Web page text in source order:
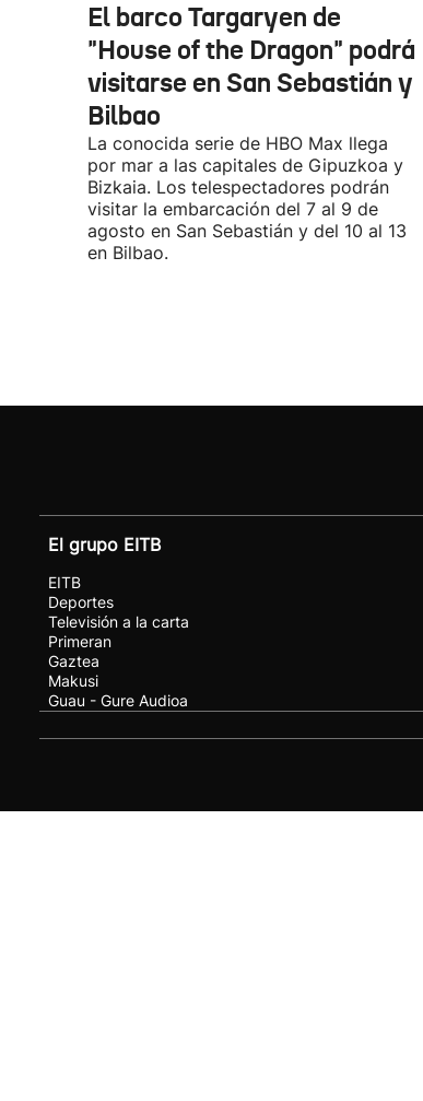
El barco Targaryen de
"House of the Dragon" podrá
visitarse en San Sebastián y
Bilbao
La conocida serie de HBO Max llega
por mar a las capitales de Gipuzkoa y
Bizkaia. Los telespectadores podrán
visitar la embarcación del 7 al 9 de
agosto en San Sebastián y del 10 al 13
en Bilbao.
El grupo EITB
EITB
Deportes
Televisión a la carta
Primeran
Gaztea
Makusi
Guau - Gure Audioa